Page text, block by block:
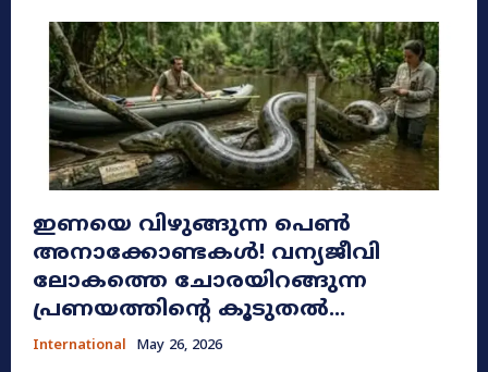
ഇണയെ വിഴുങ്ങുന്ന പെൺ
അനാക്കോണ്ടകൾ! വന്യജീവി
ലോകത്തെ ചോരയിറങ്ങുന്ന
പ്രണയത്തിന്റെ കൂടുതൽ...
International May 26, 2026